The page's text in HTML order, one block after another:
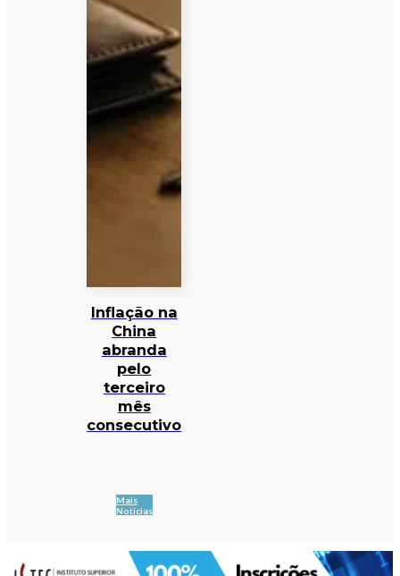
Inflação na
China
abranda
pelo
terceiro
mês
consecutivo
Mais
Notícias